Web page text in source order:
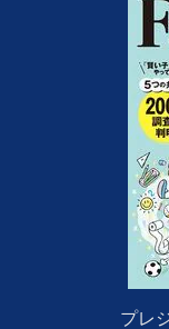
プレ